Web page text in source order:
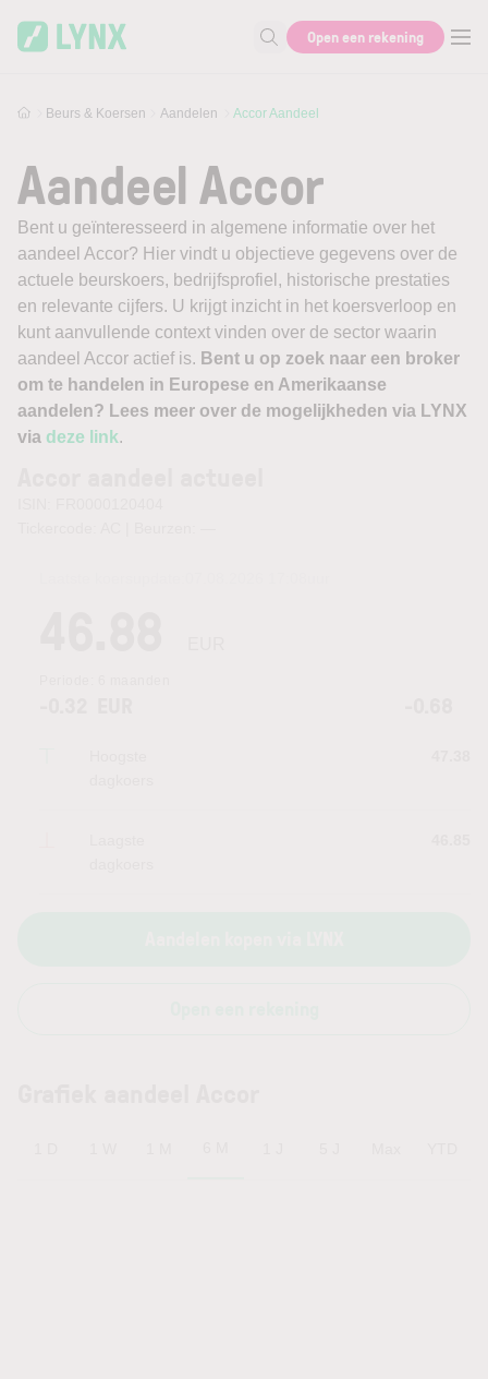
Zoek naar informatie
Open een rekening
Beurs & Koersen Aandelen Accor Aandeel
Aandeel Accor
Bent u geïnteresseerd in algemene informatie over het
aandeel Accor? Hier vindt u objectieve gegevens over de
actuele beurskoers, bedrijfsprofiel, historische prestaties
en relevante cijfers. U krijgt inzicht in het koersverloop en
kunt aanvullende context vinden over de sector waarin
aandeel Accor actief is. Bent u op zoek naar een broker
om te handelen in Europese en Amerikaanse
aandelen? Lees meer over de mogelijkheden via LYNX
via deze link.